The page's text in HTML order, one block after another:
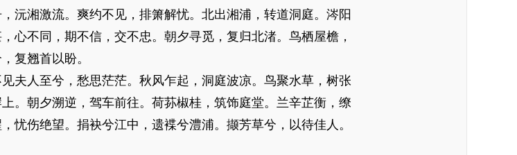
湘激流。爽约不见，排箫解忧。北出湘浦，转道洞庭。涔阳
心不同，期不信，交不忠。朝夕寻觅，复归北渚。鸟栖屋檐，
复翘首以盼。
人至兮，愁思茫茫。秋风乍起，洞庭波凉。鸟聚水草，树张
。朝夕溯逆，驾车前往。荷荪椒桂，筑饰庭堂。兰辛芷衡，缭
忧伤绝望。捐袂兮江中，遗褋兮澧浦。撷芳草兮，以待佳人。